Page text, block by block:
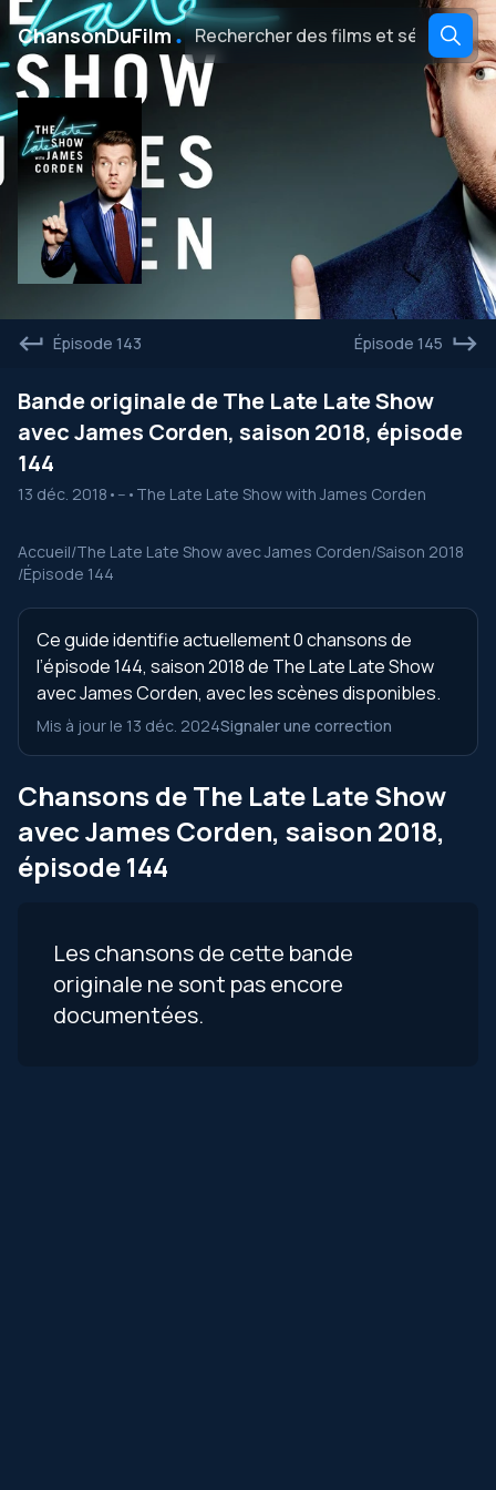
ChansonDuFilm․
Épisode 143 Épisode 145
Bande originale de The Late Late Show
avec James Corden, saison 2018, épisode
144
13 déc. 2018 • -- • The Late Late Show with James Corden
Accueil/The Late Late Show avec James Corden/Saison 2018
/Épisode 144
Ce guide identifie actuellement 0 chansons de
l’épisode 144, saison 2018 de The Late Late Show
avec James Corden, avec les scènes disponibles.
Mis à jour le 13 déc. 2024Signaler une correction
Chansons de The Late Late Show
avec James Corden, saison 2018,
épisode 144
Les chansons de cette bande
originale ne sont pas encore
documentées.